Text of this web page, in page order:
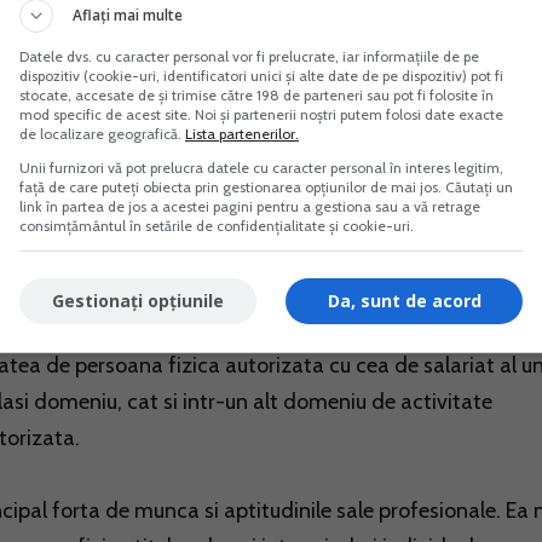
economice pe teritoriul Romaniei are obligatia sa
tribunal inregistrarea si autorizarea functionarii,
fizica autorizata –PFA.
de activitate cel mult 5 clase de activitati
pentru care este autorizata, singura sau impreuna cu
de angajator, cu contract individual de munca,
de persoana fizica autorizata cu cea de salariat al
domeniu, cat si intr-un alt domeniu de activitate
forta de munca si aptitudinile sale profesionale. Ea
Aflați mai multe
Datele dvs. cu caracter personal vor fi prelucrate, iar informațiile de pe
dispozitiv (cookie-uri, identificatori unici și alte date de pe dispozitiv) pot fi
stocate, accesate de și trimise către 198 de parteneri sau pot fi folosite în
mod specific de acest site. Noi și partenerii noștri putem folosi date exacte
de localizare geografică. Lista partenerilor.
Unii furnizori vă pot prelucra datele cu caracter personal în interes legitim,
față de care puteți obiecta prin gestionarea opțiunilor de mai jos. Căutați un
link în partea de jos a acestei pagini pentru a gestiona sau a vă retrage
consimțământul în setările de confidențialitate și cookie-uri.
Da, sunt de acord
Gestionați opțiunile